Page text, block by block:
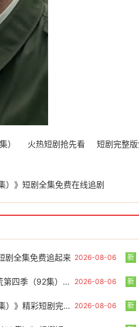
） 火热短剧抢先看 短剧完整
）》短剧全集免费在线追剧
2026-08-06
剧全集免费追起来 新
2026-08-06
）》短剧全集免费畅享 新
2026-08-06
彩短剧完整版在线看 新